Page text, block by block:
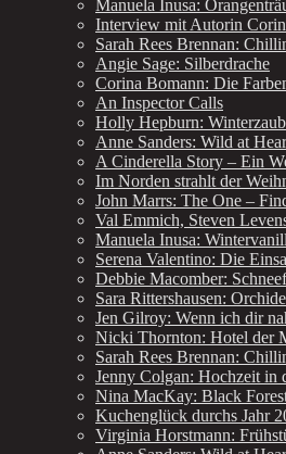
Manuela Inusa:
Interview mit Autorin
Sarah Rees Brennan:
Angie Sage: Silberdrache
Corina Bomann: Die
An Inspector Calls
Holly Hepburn:
Anne Sanders: Wild at
A Cinderella Story – Ein
Im Norden strahlt der
John Marrs: The One –
Val Emmich, Steven
Manuela Inusa:
Serena Valentino: Die
Debbie Macomber:
Sara Rittershausen:
Jen Gilroy: Wenn ich dir
Nicki Thornton: Hotel der
Sarah Rees Brennan:
Jenny Colgan: Hochzeit in
Nina MacKay: Black
Kuchenglück durchs Jahr
Virginia Horstmann: